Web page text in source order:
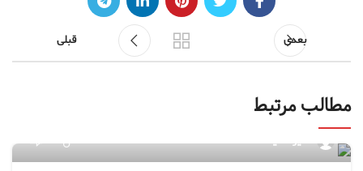
بعدی قبلی
مطالب مرتبط
مدیر سایت